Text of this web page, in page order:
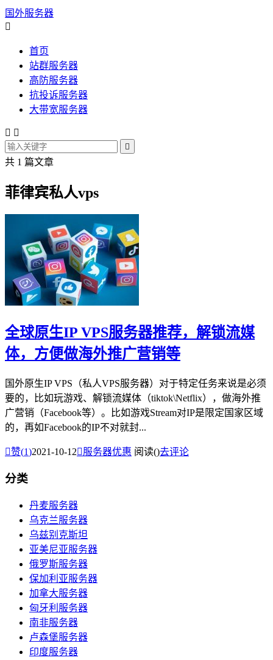
国外服务器

首页
站群服务器
高防服务器
抗投诉服务器
大带宽服务器
 

共 1 篇文章
菲律宾私人vps
全球原生IP VPS服务器推荐，解锁流媒
体，方便做海外推广营销等
国外原生IP VPS（私人VPS服务器）对于特定任务来说是必须
要的，比如玩游戏、解锁流媒体（tiktok\Netflix），做海外推
广营销（Facebook等）。比如游戏Stream对IP是限定国家区域
的，再如Facebook的IP不对就封...
赞(1)2021-10-12服务器优惠 阅读()去评论
分类
丹麦服务器
乌克兰服务器
乌兹别克斯坦
亚美尼亚服务器
俄罗斯服务器
保加利亚服务器
加拿大服务器
匈牙利服务器
南非服务器
卢森堡服务器
印度服务器